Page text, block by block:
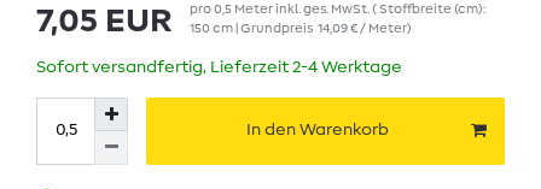
7,05 EUR pro0,5 Meterinkl. ges. MwSt. ( Stoffbreite (cm):
150 cm | Grundpreis 14,09 € / Meter)
Sofort versandfertig, Lieferzeit 2-4 Werktage
In den Warenkorb